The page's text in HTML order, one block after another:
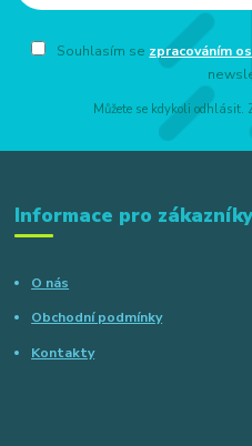
Souhlasím se zpracováním
Můžete se kdykoli
Informace pro zákazníky
O nás
Obchodní podmínky
Kontakty